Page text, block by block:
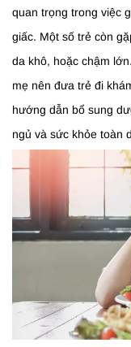
quan trọng trong việc
giấc. Một số trẻ còn
da khô, hoặc chậm
mẹ nên đưa trẻ đi
hướng dẫn bổ sung
ngủ và sức khỏe toàn